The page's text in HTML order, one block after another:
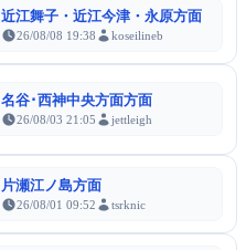
近江舞子・近江今津・永原方面
26/08/08 19:38 koseilineb
名谷･西神中央方面方面
26/08/03 21:05 jettleigh
片瀬江ノ島方面
26/08/01 09:52 tsrknic